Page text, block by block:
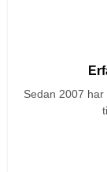
Sedan 2007